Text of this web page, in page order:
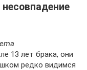
13 лет брака, они
редко видимся